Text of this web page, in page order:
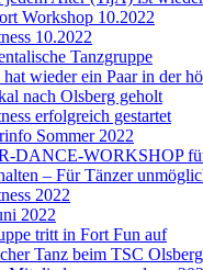
Workshop 10.2022
10.2022
Tanzgruppe
wieder ein Paar in der
nach Olsberg geholt
erfolgreich gestartet
Sommer 2022
DANCE-WORKSHOP
– Für Tänzer
2022
2022
tritt in Fort Fun auf
Tanz beim TSC